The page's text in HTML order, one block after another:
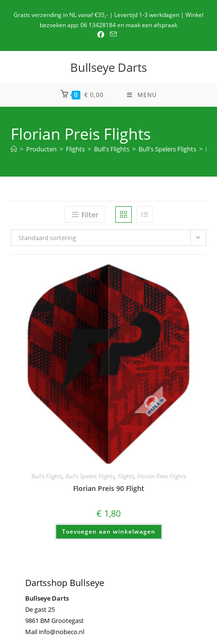
naarGratis verzending in NL vanaf €35,- | Levertijd 1-3 werkdagen | Winkel
bezoeken app: 06 13428184 en maak een afspraak
Bullseye Darts
0 € 0,00 MENU
Florian Preis Flights
> Producten > Flights > Bull's Flights > Bull's Spelers Flights >
Filter
Standaard sortering
Bull's Flights, Bull's Spelers Flights, Flights, Florian Preis Flights
Florian Preis 90 Flight
€ 1,80
Toevoegen aan winkelwagen
Dartsshop Bullseye
Bullseye Darts
De gast 25
9861 BM Grootegast
Mail info@nobeco.nl